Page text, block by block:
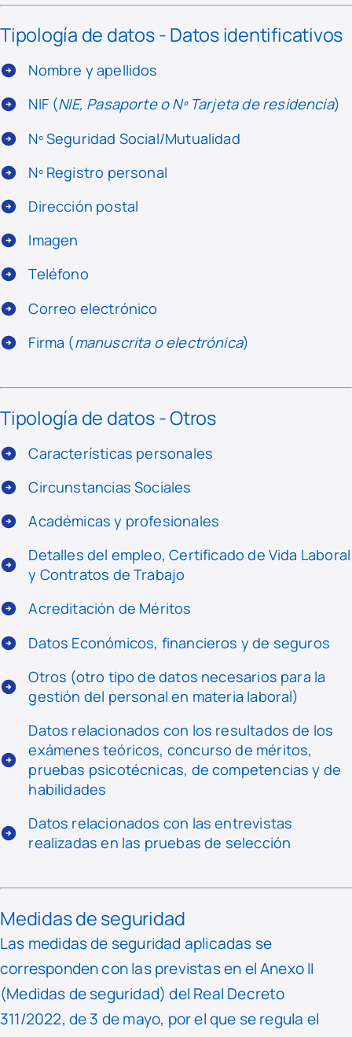
Tipología de datos - Datos identificativos
Nombre y apellidos
NIF (NIE, Pasaporte o Nº Tarjeta de residencia)
Nº Seguridad Social/Mutualidad
Nº Registro personal
Dirección postal
Imagen
Teléfono
Correo electrónico
Firma (manuscrita o electrónica)
Tipología de datos - Otros
Características personales
Circunstancias Sociales
Académicas y profesionales
Detalles del empleo, Certificado de Vida Laboral
y Contratos de Trabajo
Acreditación de Méritos
Datos Económicos, financieros y de seguros
Otros (otro tipo de datos necesarios para la
gestión del personal en materia laboral)
Datos relacionados con los resultados de los
exámenes teóricos, concurso de méritos,
pruebas psicotécnicas, de competencias y de
habilidades
Datos relacionados con las entrevistas
realizadas en las pruebas de selección
Medidas de seguridad
Las medidas de seguridad aplicadas se
corresponden con las previstas en el Anexo II
(Medidas de seguridad) del Real Decreto
311/2022, de 3 de mayo, por el que se regula el